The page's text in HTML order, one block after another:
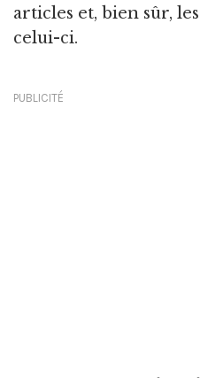
articles et, bien sûr,
celui-ci.
PUBLICITÉ